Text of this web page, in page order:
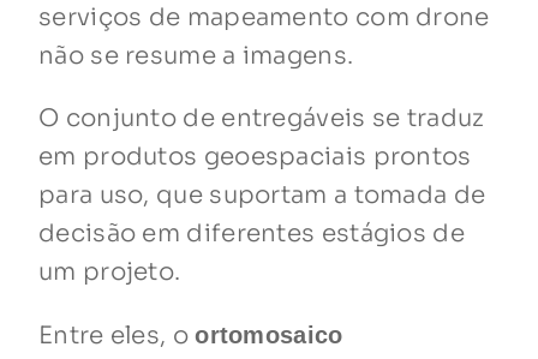
serviços de mapeamento com drone
não se resume a imagens.
O conjunto de entregáveis se traduz
em produtos geoespaciais prontos
para uso, que suportam a tomada de
decisão em diferentes estágios de
um projeto.
Entre eles, oortomosaico